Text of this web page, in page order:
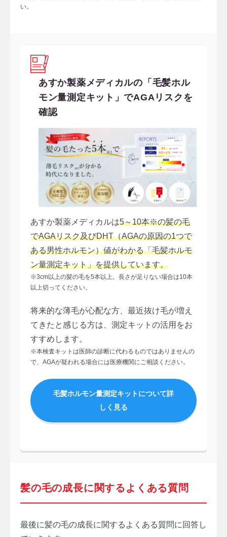
い。
あすか製薬メディカルの「毛髪ホル
モン量測定キット」でAGAリスクを
確認
あすか製薬メディカルは5～10本※の髪の毛
でAGAリスク及びDHT（AGAの原因の1つで
ある男性ホルモン）値がわかる「毛髪ホルモ
ン量測定キット」を提供しています。
※3cm以上の髪の毛を5本以上。長さが足りない場合は10本
以上切ってください。
将来的な薄毛が心配な方、最近抜け毛が増え
てきたと感じる方は、測定キットの活用をお
すすめします。
※本検査キットは医師の診断に代わるものではありませんの
で、AGAが疑われる場合には医療機関にご相談ください。
毛髪ホルモン量測定キットについて詳
しく見る
髪の毛の成長に関するよくある質問
最後に髪の毛の成長に関するよくある質問に回答し